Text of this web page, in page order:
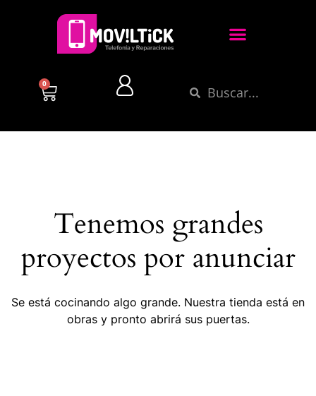
0
Tenemos grandes
proyectos por anunciar
Se está cocinando algo grande. Nuestra tienda está en
obras y pronto abrirá sus puertas.